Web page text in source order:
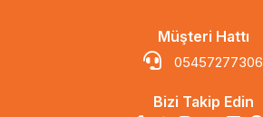
Müşteri Hattı
05457277306
Bizi Takip Edin